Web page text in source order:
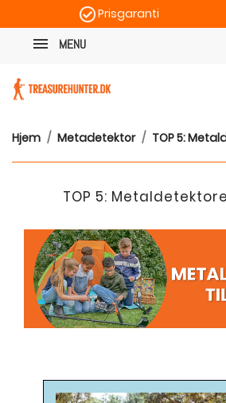
Prisgaranti
MENU
Hjem Metadetektor TOP 5:
TOP 5: